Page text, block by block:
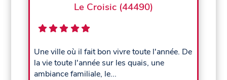
Le Croisic (44490)
Une ville où il fait bon vivre toute l'année. De
la vie toute l'année sur les quais, une
ambiance familiale, le...